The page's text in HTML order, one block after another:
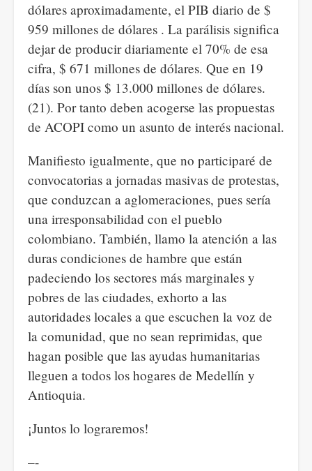
dólares aproximadamente, el PIB diario de $
959 millones de dólares . La parálisis significa
dejar de producir diariamente el 70% de esa
cifra, $ 671 millones de dólares. Que en 19
días son unos $ 13.000 millones de dólares.
(21). Por tanto deben acogerse las propuestas
de ACOPI como un asunto de interés nacional.
Manifiesto igualmente, que no participaré de
convocatorias a jornadas masivas de protestas,
que conduzcan a aglomeraciones, pues sería
una irresponsabilidad con el pueblo
colombiano. También, llamo la atención a las
duras condiciones de hambre que están
padeciendo los sectores más marginales y
pobres de las ciudades, exhorto a las
autoridades locales a que escuchen la voz de
la comunidad, que no sean reprimidas, que
hagan posible que las ayudas humanitarias
lleguen a todos los hogares de Medellín y
Antioquia.
¡Juntos lo lograremos!
–-